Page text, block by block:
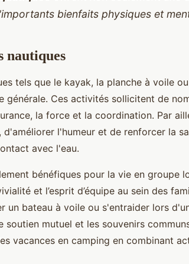
bienfaits physiques et
nautiques
tels que le kayak, la planche à voile
générale. Ces activités sollicitent de
la force et la coordination. Par
l'humeur et de renforcer la
avec l'eau.
bénéfiques pour la vie en groupe
et l’esprit d’équipe au sein des
un bateau à voile ou s'entraider lors
soutien mutuel et les souvenirs
vacances en camping en combinant